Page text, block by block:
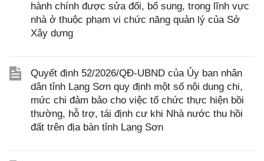
hành chính được sửa đổi, bổ sung, trong lĩnh vực
nhà ở thuộc phạm vi chức năng quản lý của Sở
Xây dựng
Quyết định 52/2026/QĐ-UBND của Ủy ban nhân
dân tỉnh Lạng Sơn quy định một số nội dung chi,
mức chi đảm bảo cho việc tổ chức thực hiện bồi
thường, hỗ trợ, tái định cư khi Nhà nước thu hồi
đất trên địa bàn tỉnh Lạng Sơn